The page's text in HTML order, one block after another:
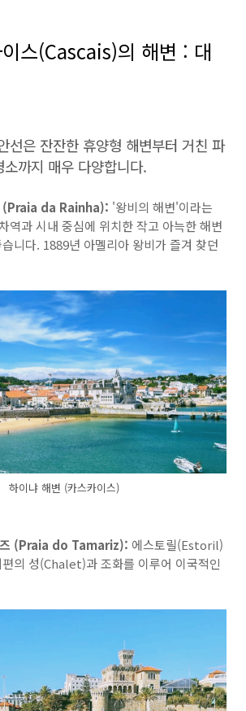
스(Cascais)의 해변 : 대
선은 잔잔한 휴양형 해변부터 거친 파
까지 매우 다양합니다.
(Praia da Rainha): '왕비의 해변'이라는
역과 시내 중심에 위치한 작고 아늑한 해변
니다. 1889년 아멜리아 왕비가 즐겨 찾던
하이냐 해변 (카스카이스)
즈 (Praia do Tamariz): 에스토릴(Estoril)
의 성(Chalet)과 조화를 이루어 이국적인